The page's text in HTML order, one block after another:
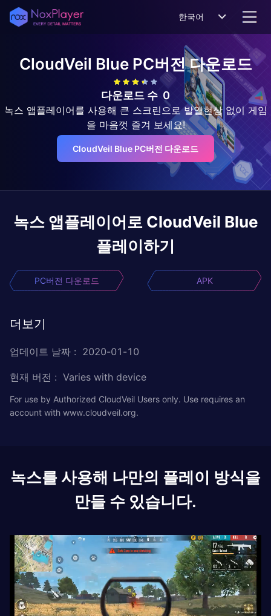
한국어
CloudVeil BluePC버전 다운로드
다운로드 수 0
녹스 앱플레이어를 사용해 큰 스크린으로 발열현상 없이 게임
을 마음껏 즐겨 보세요!
CloudVeil Blue PC버전 다운로드
녹스 앱플레이어로 CloudVeil Blue
플레이하기
PC버전 다운로드 APK
더보기
업데이트 날짜 : 2020-01-10
현재 버전 : Varies with device
For use by Authorized CloudVeil Users only. Use requires an
account with www.cloudveil.org.
녹스를 사용해 나만의 플레이 방식을
만들 수 있습니다.